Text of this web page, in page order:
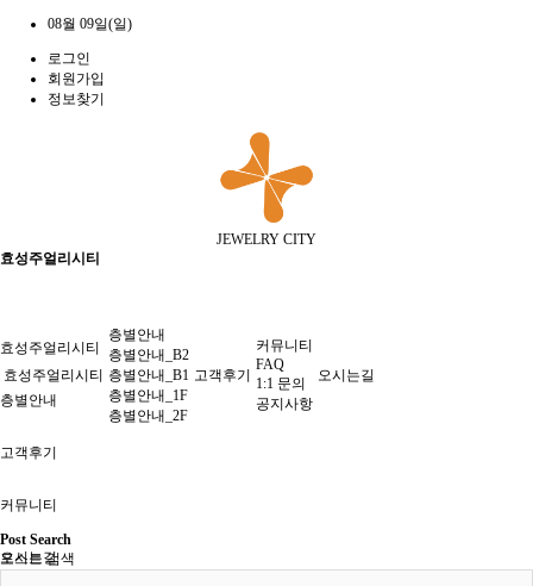
08월 09일(일)
로그인
회원가입
정보찾기
JEWELRY CITY
효성주얼리시티
효성주얼리시티
층별안내
고객후기
커뮤니티
오시는길
효성주얼리시티
층별안내
층별안내_B2
층별안내_B1
층별안내_1F
층별안내_2F
고객후기
커뮤니티
FAQ
1:1 문의
공지사항
오시는길
Post Search
포스트 검색